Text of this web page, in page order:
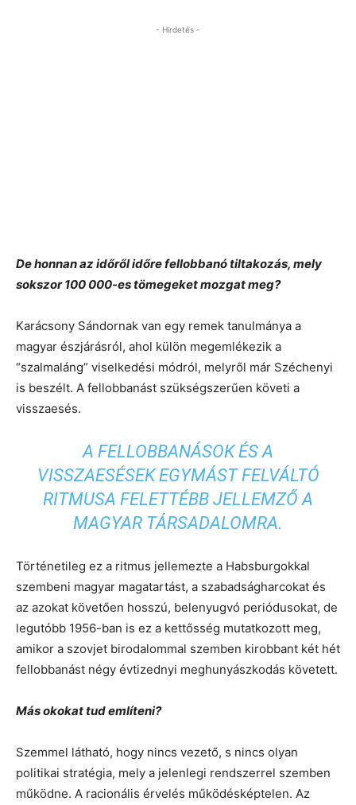
- Hirdetés -
De honnan az időről időre fellobbanó tiltakozás, mely
sokszor 100 000-es tömegeket mozgat meg?
Karácsony Sándornak van egy remek tanulmánya a
magyar észjárásról, ahol külön megemlékezik a
“szalmaláng” viselkedési módról, melyről már Széchenyi
is beszélt. A fellobbanást szükségszerűen követi a
visszaesés.
A FELLOBBANÁSOK ÉS A
VISSZAESÉSEK EGYMÁST FELVÁLTÓ
RITMUSA FELETTÉBB JELLEMZŐ A
MAGYAR TÁRSADALOMRA.
Történetileg ez a ritmus jellemezte a Habsburgokkal
szembeni magyar magatartást, a szabadságharcokat és
az azokat követően hosszú, belenyugvó periódusokat, de
legutóbb 1956-ban is ez a kettősség mutatkozott meg,
amikor a szovjet birodalommal szemben kirobbant két hét
fellobbanást négy évtizednyi meghunyászkodás követett.
Más okokat tud említeni?
Szemmel látható, hogy nincs vezető, s nincs olyan
politikai stratégia, mely a jelenlegi rendszerrel szemben
működne. A racionális érvelés működésképtelen. Az